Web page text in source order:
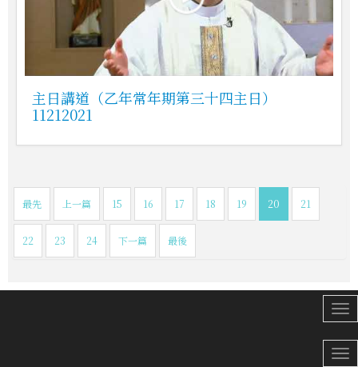
主日講道（乙年常年期第三十四主日）
11212021
最先 上一篇 15 16 17 18 19 20 21
22 23 24 下一篇 最後